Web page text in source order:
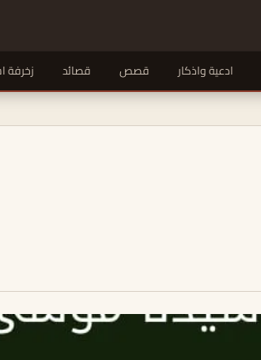
ادعية واذكار قصص قصائد زخرفة